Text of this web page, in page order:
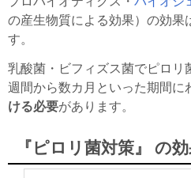
の産生物質による効果）の効果
す。
乳酸菌・ビフィズス菌でピロリ
週間から数カ月といった期間に
ける必要があります。
『ピロリ菌対策』 の